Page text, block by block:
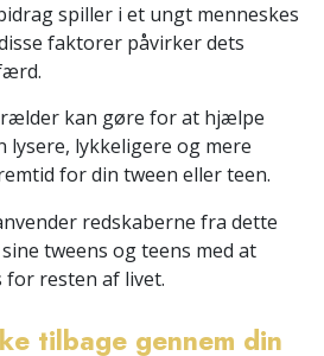
spiller i et ungt menneskes
faktorer påvirker dets
kan gøre for at hjælpe
lysere, lykkeligere og mere
for din tween eller teen.
redskaberne fra dette
tweens og teens med at
for resten af livet.
tilbage gennem din